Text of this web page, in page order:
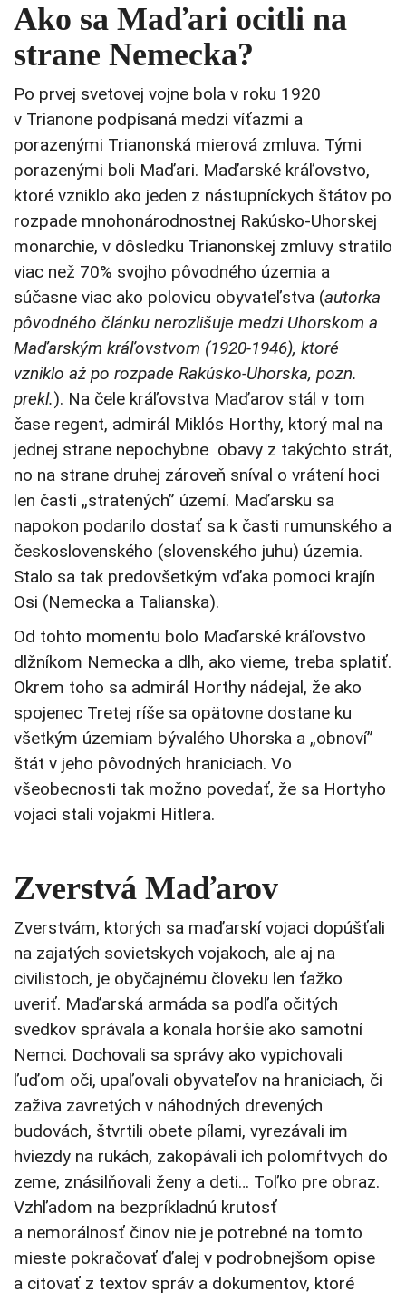
Ako sa Maďari ocitli na
strane Nemecka?
Po prvej svetovej vojne bola v roku 1920
v Trianone podpísaná medzi víťazmi a
porazenými Trianonská mierová zmluva. Tými
porazenými boli Maďari. Maďarské kráľovstvo,
ktoré vzniklo ako jeden z nástupníckych štátov po
rozpade mnohonárodnostnej Rakúsko-Uhorskej
monarchie, v dôsledku Trianonskej zmluvy stratilo
viac než 70% svojho pôvodného územia a
súčasne viac ako polovicu obyvateľstva (autorka
pôvodného článku nerozlišuje medzi Uhorskom a
Maďarským kráľovstvom (1920-1946), ktoré
vzniklo až po rozpade Rakúsko-Uhorska, pozn.
prekl.). Na čele kráľovstva Maďarov stál v tom
čase regent, admirál Miklós Horthy, ktorý mal na
jednej strane nepochybne obavy z takýchto strát,
no na strane druhej zároveň sníval o vrátení hoci
len časti „stratených” území. Maďarsku sa
napokon podarilo dostať sa k časti rumunského a
československého (slovenského juhu) územia.
Stalo sa tak predovšetkým vďaka pomoci krajín
Osi (Nemecka a Talianska).
Od tohto momentu bolo Maďarské kráľovstvo
dlžníkom Nemecka a dlh, ako vieme, treba splatiť.
Okrem toho sa admirál Horthy nádejal, že ako
spojenec Tretej ríše sa opätovne dostane ku
všetkým územiam bývalého Uhorska a „obnoví”
štát v jeho pôvodných hraniciach. Vo
všeobecnosti tak možno povedať, že sa Hortyho
vojaci stali vojakmi Hitlera.
Zverstvá Maďarov
Zverstvám, ktorých sa maďarskí vojaci dopúšťali
na zajatých sovietskych vojakoch, ale aj na
civilistoch, je obyčajnému človeku len ťažko
uveriť. Maďarská armáda sa podľa očitých
svedkov správala a konala horšie ako samotní
Nemci. Dochovali sa správy ako vypichovali
ľuďom oči, upaľovali obyvateľov na hraniciach, či
zaživa zavretých v náhodných drevených
budovách, štvrtili obete pílami, vyrezávali im
hviezdy na rukách, zakopávali ich polomŕtvych do
zeme, znásilňovali ženy a deti… Toľko pre obraz.
Vzhľadom na bezpríkladnú krutosť
a nemorálnosť činov nie je potrebné na tomto
mieste pokračovať ďalej v podrobnejšom opise
a citovať z textov správ a dokumentov, ktoré